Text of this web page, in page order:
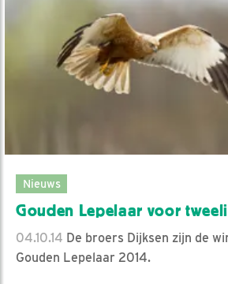
Nieuws
Gouden Lepelaar voor
04.10.14 De broers Dijksen zijn de
Gouden Lepelaar 2014.